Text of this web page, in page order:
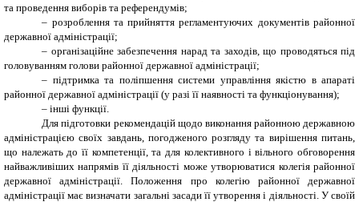
та проведення виборів та референдумів;
– розроблення та прийняття регламентуючих документів районної
державної адміністрації;
– організаційне забезпечення нарад та заходів, що проводяться під
головуванням голови районної державної адміністрації;
– підтримка та поліпшення системи управління якістю в апараті
районної державної адміністрації (у разі її наявності та функціонування);
– інші функції.
Для підготовки рекомендацій щодо виконання районною державною
адміністрацією своїх завдань, погодженого розгляду та вирішення питань,
що належать до її компетенції, та для колективного і вільного обговорення
найважливіших напрямів її діяльності може утворюватися колегія районної
державної адміністрації. Положення про колегію районної державної
адміністрації має визначати загальні засади її утворення і діяльності. У своїй